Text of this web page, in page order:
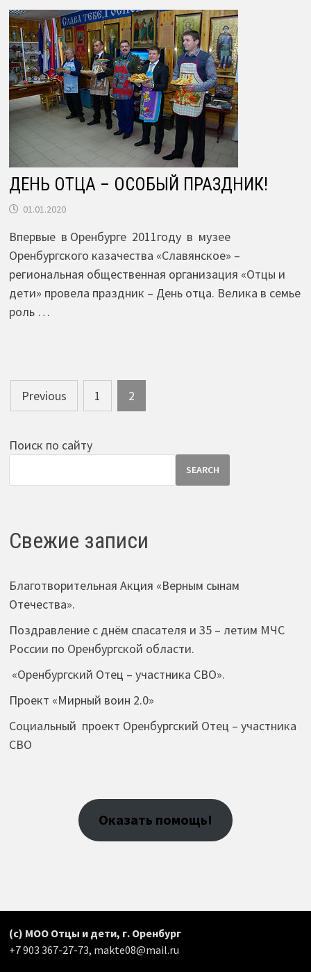
ДЕНЬ ОТЦА – ОСОБЫЙ ПРАЗДНИК!
01.01.2020
Впервые в Оренбурге 2011году в музее
Оренбургского казачества «Славянское» –
региональная общественная организация «Отцы и
дети» провела праздник – День отца. Велика в семье
роль …
Posts
pagination
Previous 1 2
Поиск по сайту
SEARCH
Свежие записи
Благотворительная Акция «Верным сынам
Отечества».
Поздравление с днём спасателя и 35 – летим МЧС
России по Оренбургской области.
«Оренбургский Отец – участника СВО».
Проект «Мирный воин 2.0»
Социальный проект Оренбургский Отец – участника
СВО
Оказать помощь!
(с) МОО Отцы и дети, г. Оренбург
+7 903 367-27-73, makte08@mail.ru